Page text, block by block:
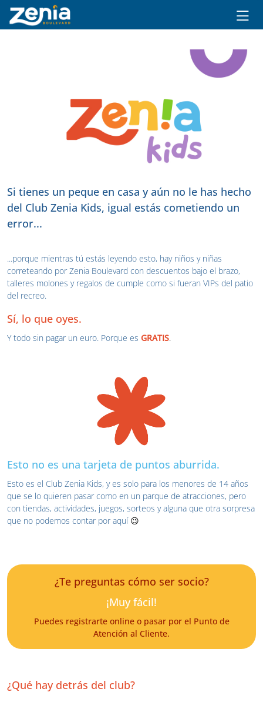
Ir al contenido principal
Si tienes un peque en casa y aún no le has hecho
del Club Zenia Kids, igual estás cometiendo un
error...
...porque mientras tú estás leyendo esto, hay niños y niñas
correteando por Zenia Boulevard con descuentos bajo el brazo,
talleres molones y regalos de cumple como si fueran VIPs del patio
del recreo.
Sí, lo que oyes.
Y todo sin pagar un euro. Porque es GRATIS.
Esto no es una tarjeta de puntos aburrida.
Esto es el Club Zenia Kids, y es solo para los menores de 14 años
que se lo quieren pasar como en un parque de atracciones, pero
con tiendas, actividades, juegos, sorteos y alguna que otra sorpresa
que no podemos contar por aquí 😉
¿Te preguntas cómo ser socio?
¡Muy fácil!
Puedes registrarte online o pasar por el Punto de
Atención al Cliente.
¿Qué hay detrás del club?